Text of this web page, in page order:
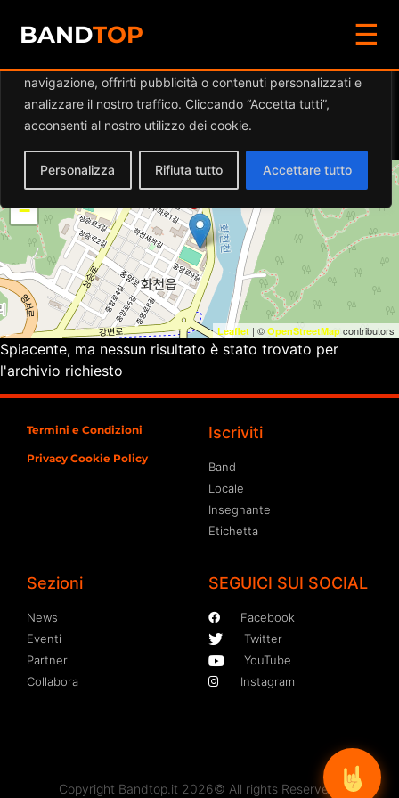
Diamo valore alla tua privacy
navigazione, offrirti pubblicità o contenuti personalizzati e
analizzare il nostro traffico. Cliccando “Accetta tutti”,
acconsenti al nostro utilizzo dei cookie.
Personalizza Rifiuta tutto Accettare tutto
BANDTOP
☰
Eventi aTEATRO
BOCCALEONE
+
−
Leaflet | © OpenStreetMap contributors
Spiacente, ma nessun risultato è stato trovato per
l'archivio richiesto
Termini e Condizioni
Privacy Cookie Policy
Iscriviti
Band
Locale
Insegnante
Etichetta
Sezioni
News
Eventi
Partner
Collabora
SEGUICI SUI SOCIAL
Facebook
Twitter
YouTube
Instagram
Copyright Bandtop.it 2026© All rights Reserved.